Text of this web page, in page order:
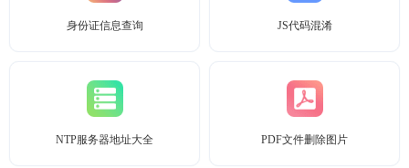
身份证信息查询 JS代码混淆
NTP服务器地址大全 PDF文件删除图片